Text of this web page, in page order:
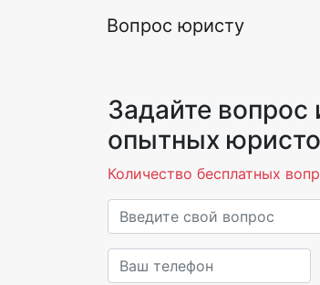
Вопрос юристу
Задайте вопрос
опытных
Количество бесплатных